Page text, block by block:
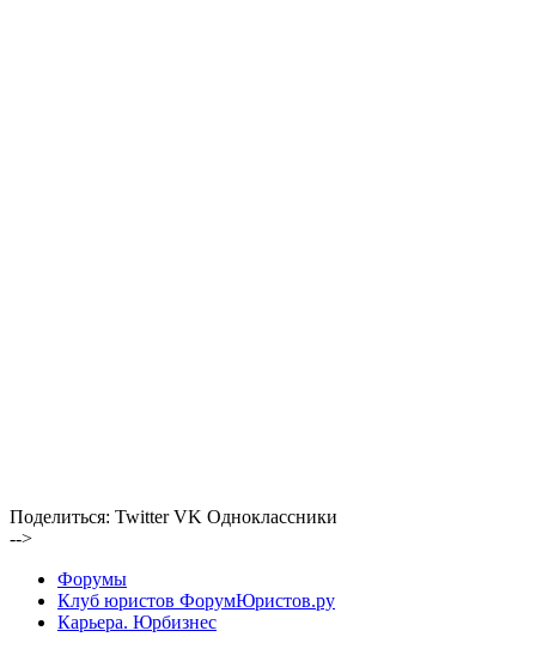
Поделиться: Twitter VK Одноклассники
-->
Форумы
Клуб юристов ФорумЮристов.ру
Карьера. Юрбизнес